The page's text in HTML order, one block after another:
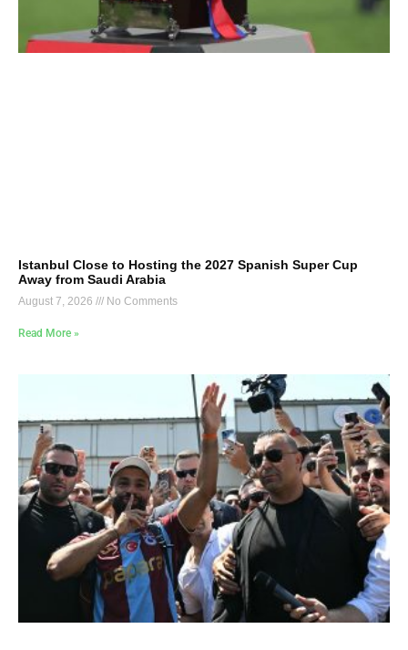
Istanbul Close to Hosting the 2027 Spanish Super Cup
Away from Saudi Arabia
August 7, 2026 No Comments
Read More »